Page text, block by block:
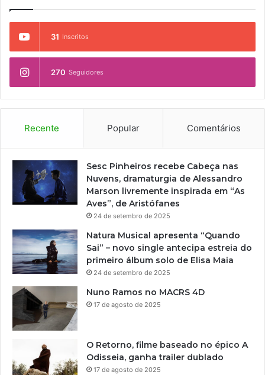
31 Inscritos
270 Seguidores
Recente Popular Comentários
Sesc Pinheiros recebe Cabeça nas
Nuvens, dramaturgia de Alessandro
Marson livremente inspirada em “As
Aves”, de Aristófanes
24 de setembro de 2025
Natura Musical apresenta “Quando
Sai” – novo single antecipa estreia do
primeiro álbum solo de Elisa Maia
24 de setembro de 2025
Nuno Ramos no MACRS 4D
17 de agosto de 2025
O Retorno, filme baseado no épico A
Odisseia, ganha trailer dublado
17 de agosto de 2025